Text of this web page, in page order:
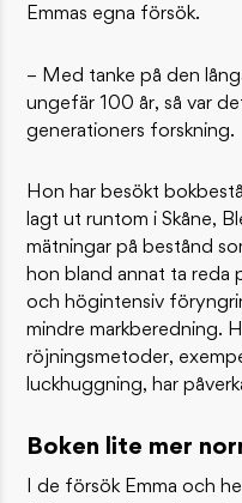
Emmas egna försök.
– Med tanke på den
ungefär 100 år, så var
generationers forskning.
Hon har besökt
lagt ut runtom i Skåne,
mätningar på bestånd
hon bland annat ta reda
och högintensiv
mindre markberedning.
röjningsmetoder,
luckhuggning, har
Boken lite mer
I de försök Emma och